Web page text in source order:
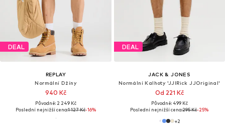
DEAL
REPLAY
Normální Džíny
940 Kč
Původně: 2 249 Kč
Poslední nejnižší cena:1 127 Kč-16%
DEAL
JACK & JONES
Normální Kalhoty 'JJIRick JJOriginal'
Od 221 Kč
Původně: 499 Kč
Poslední nejnižší cena:295 Kč-25%
+2